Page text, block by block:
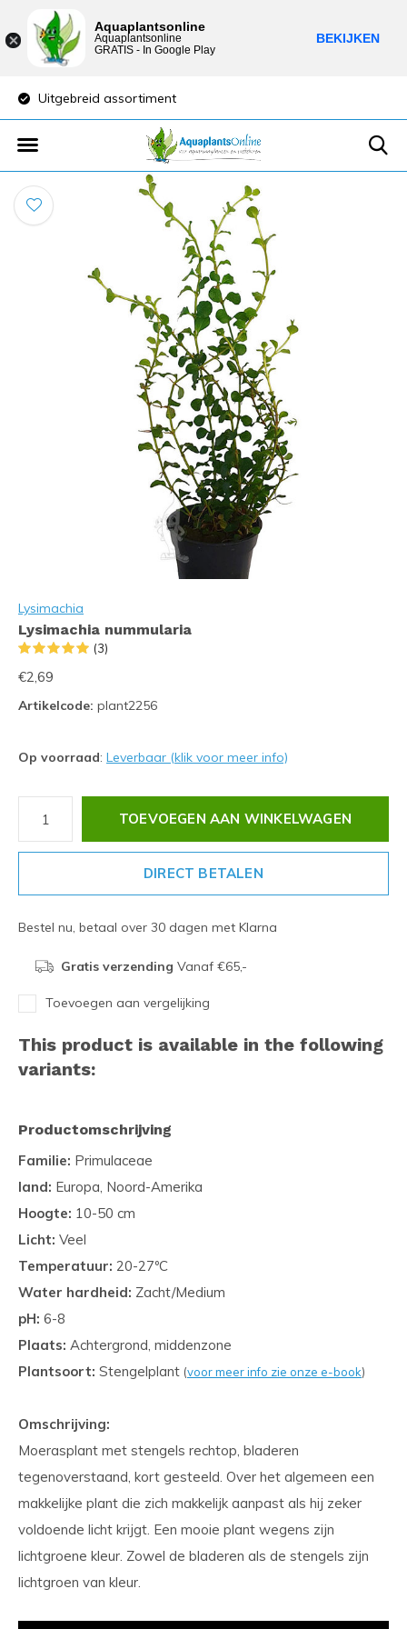
Uitgebreid assortiment
Lysimachia
Lysimachia nummularia
(3)
€2,69
Artikelcode: plant2256
Op voorraad: Leverbaar (klik voor meer info)
TOEVOEGEN AAN WINKELWAGEN
DIRECT BETALEN
Bestel nu, betaal over 30 dagen met Klarna
Gratis verzending Vanaf €65,-
Toevoegen aan vergelijking
This product is available in the following
variants:
Productomschrijving
Familie: Primulaceae
land: Europa, Noord-Amerika
Hoogte: 10-50 cm
Licht: Veel
Temperatuur: 20-27ºC
Water hardheid: Zacht/Medium
pH: 6-8
Plaats: Achtergrond, middenzone
Plantsoort: Stengelplant (voor meer info zie onze e-book)
Omschrijving:
Moerasplant met stengels rechtop, bladeren
tegenoverstaand, kort gesteeld. Over het algemeen een
makkelijke plant die zich makkelijk aanpast als hij zeker
voldoende licht krijgt. Een mooie plant wegens zijn
lichtgroene kleur. Zowel de bladeren als de stengels zijn
lichtgroen van kleur.
Aquaplantsonline
Aquaplantsonline
GRATIS - In Google Play
BEKIJKEN